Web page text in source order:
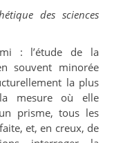
des sciences
: l’étude de la
souvent minorée
la plus
mesure où elle
prisme, tous les
et, en creux, de